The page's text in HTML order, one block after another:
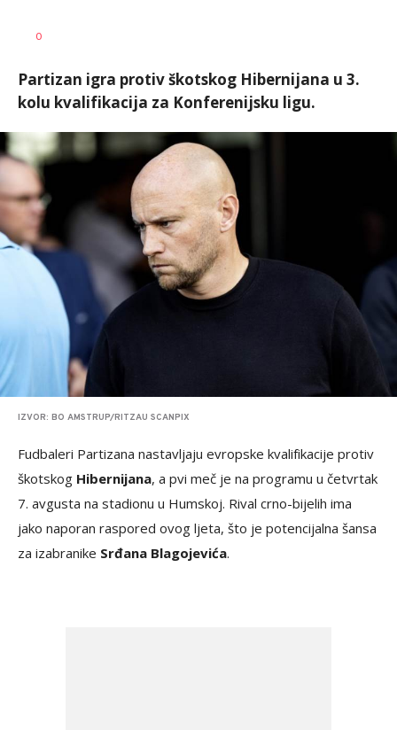
0
Partizan igra protiv škotskog Hibernijana u 3.
kolu kvalifikacija za Konferenijsku ligu.
IZVOR: BO AMSTRUP/RITZAU SCANPIX
Fudbaleri Partizana nastavljaju evropske kvalifikacije protiv
škotskog Hibernijana, a pvi meč je na programu u četvrtak
7. avgusta na stadionu u Humskoj. Rival crno-bijelih ima
jako naporan raspored ovog ljeta, što je potencijalna šansa
za izabranike Srđana Blagojevića.